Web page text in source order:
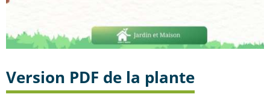
Version PDF de la plante